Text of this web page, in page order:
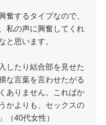
奮するタイプなので、
私の声に興奮してくれ
と思います。
したり結合部を見せた
な言葉を言わせたがる
ありません。こればか
かよりも、セックスの
（40代女性）